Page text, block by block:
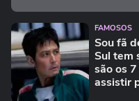
FAMOSOS
Sou fã
Sul tem
são os
assistir